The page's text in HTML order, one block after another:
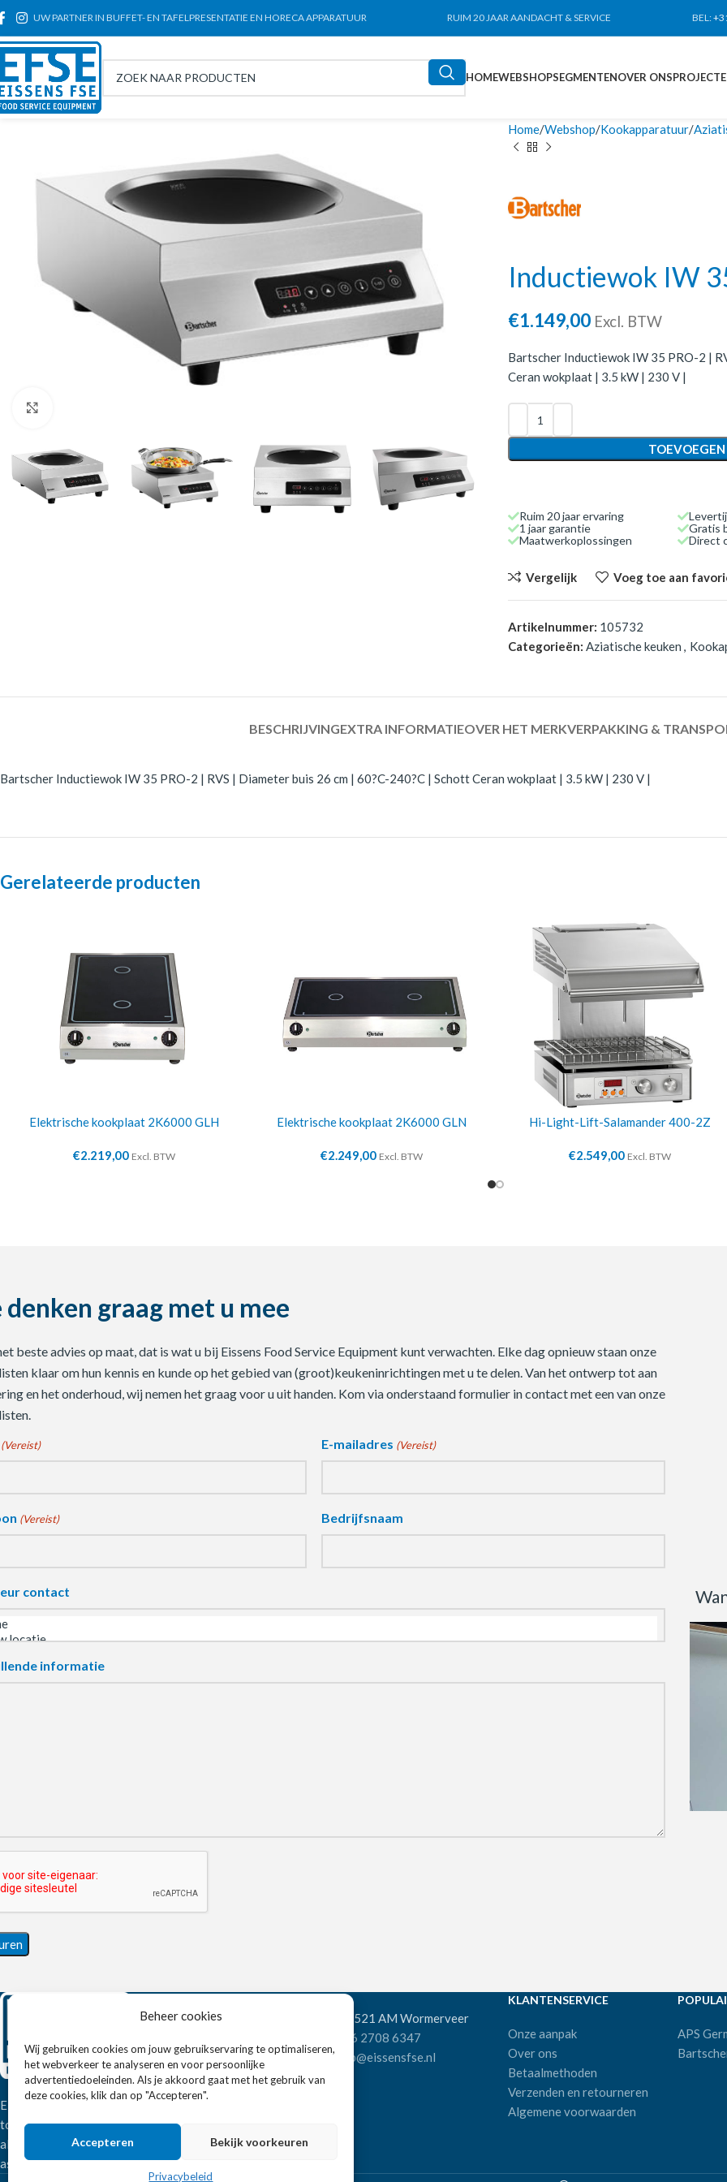
Beheer cookies
Wij gebruiken cookies om jouw gebruikservaring te optimaliseren,
het webverkeer te analyseren en voor persoonlijke
advertentiedoeleinden. Als je akkoord gaat met het gebruik van
deze cookies, klik dan op "Accepteren".
Accepteren Bekijk voorkeuren
Privacybeleid
UW PARTNER IN BUFFET- EN TAFELPRESENTATIE EN HORECA APPARATUUR RUIM 20 JAAR AANDACHT & SERVICE BEL:
HOMEWEBSHOPSEGMENTENOVER ONS
Home Webshop Kookapparatuur
Inductiewok IW
€1.149,00 Excl. BTW
Bartscher Inductiewok IW 35 PRO-2 |
Ceran wokplaat | 3.5 kW | 230 V |
Ruim 20 jaar ervaring
1 jaar garantie
Maatwerkoplossingen
Gratis
Direct
Vergelijk Voeg toe aan
Artikelnummer: 105732
Categorieën: Aziatische keuken ,
BESCHRIJVINGEXTRA INFORMATIEOVER HET MERKVERPAKKING &
Bartscher Inductiewok IW 35 PRO-2 | RVS | Diameter buis 26 cm | 60?C-240?C | Schott Ceran wokplaat | 3.5 kW | 230 V |
Gerelateerde producten
Elektrische kookplaat 2K6000 GLH
€2.219,00 Excl. BTW
Elektrische kookplaat 2K6000 GLN
€2.249,00 Excl. BTW
Hi-Light-Lift-Salamander 400-2Z
€2.549,00 Excl. BTW
denken graag met u mee
beste advies op maat, dat is wat u bij Eissens Food Service Equipment kunt verwachten. Elke dag opnieuw staan onze
klaar om hun kennis en kunde op het gebied van (groot)keukeninrichtingen met u te delen. Van het ontwerp tot aan
en het onderhoud, wij nemen het graag voor u uit handen. Kom via onderstaand formulier in contact met een van onze
(Vereist) E-mailadres (Vereist)
(Vereist) Bedrijfsnaam
contact
informatie
Eissens FSE is een horeca
totaalleverancier. U vindt bij ons niet
alleen inspiratie maar ook een breed
assortiment horeca apparatuur.
Wandelweg 198, 1521 AM Wormerveer
+31 6 2708 6347
E-mail:verkoop@eissensfse.nl
KLANTENSERVICE
Onze aanpak
Over ons
Betaalmethoden
Verzenden en retourneren
Algemene voorwaarden
APS